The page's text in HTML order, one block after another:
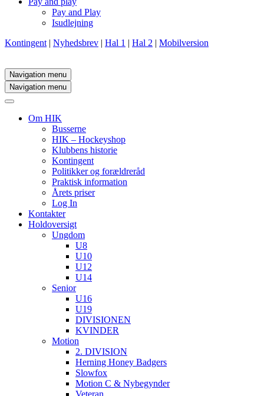
Pay and Play
Isudlejning
Kontingent | Nyhedsbrev | Hal 1 | Hal 2 | Mobilversion
Navigation menu
Navigation menu
Om HIK
Busserne
HIK – Hockeyshop
Klubbens historie
Kontingent
Politikker og forældreråd
Praktisk information
Årets priser
Log In
Kontakter
Holdoversigt
Ungdom
U8
U10
U12
U14
Senior
U16
U19
DIVISIONEN
KVINDER
Motion
2. DIVISION
Herning Honey Badgers
Slowfox
Motion C & Nybegynder
Veteran